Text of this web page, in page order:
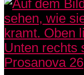
Prosanova 26